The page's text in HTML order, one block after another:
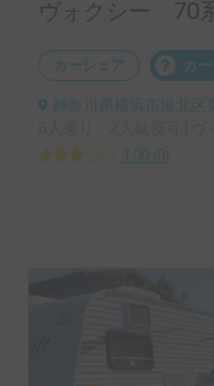
ヴォクシー 70
カーシェア カ
神奈川県横浜市港北
3.00